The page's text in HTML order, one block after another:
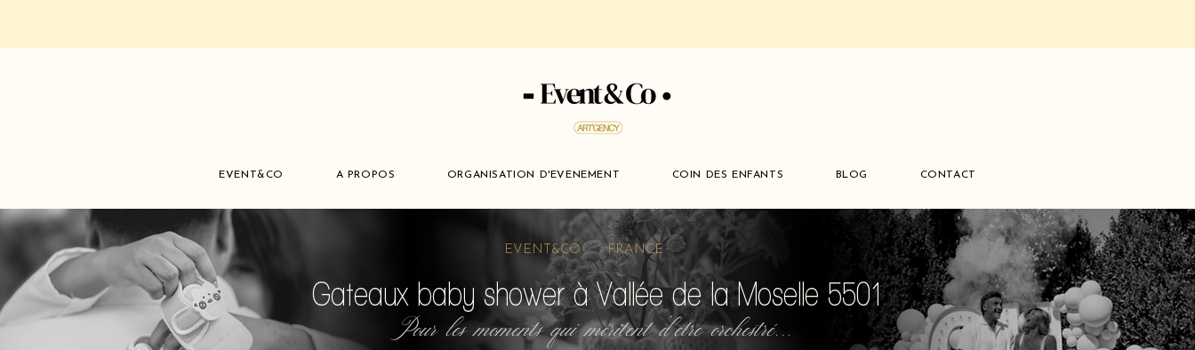
EVENT&CO A PROPOS ORGANISATION D'EVENEMENT COIN DES ENFANTS BLOG CONTACT
EVENT&CO FRANCE
Gateaux baby shower à Vallée de la Moselle 5501
Pour les moments qui méritent d'etre orchestré...